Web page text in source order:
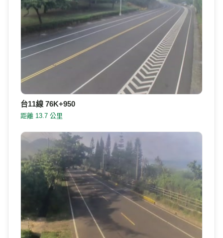
台9線 277K+480 玉里鎮外環進市區，中央分隔島上標
示桿(逆)